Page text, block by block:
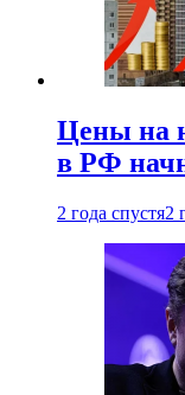
Цены на
в РФ
2 года спустя2